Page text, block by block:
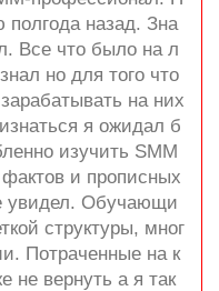
назад. Зна
Все что было на л
но для того что
на них
я ожидал б
изучить SMM
и прописных
увидел. Обучающи
структуры, мног
Потраченные на к
не вернуть а я так